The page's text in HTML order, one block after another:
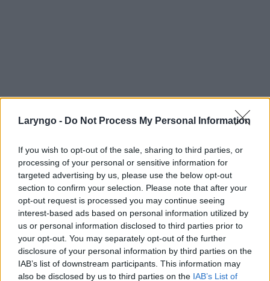
Laryngo - Do Not Process My Personal Information
If you wish to opt-out of the sale, sharing to third parties, or
processing of your personal or sensitive information for
targeted advertising by us, please use the below opt-out
section to confirm your selection. Please note that after your
opt-out request is processed you may continue seeing
interest-based ads based on personal information utilized by
us or personal information disclosed to third parties prior to
your opt-out. You may separately opt-out of the further
disclosure of your personal information by third parties on the
IAB’s list of downstream participants. This information may
also be disclosed by us to third parties on the IAB’s List of